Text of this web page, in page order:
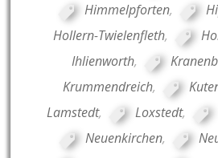
Himmelpforten,
Hollern-Twielenfleth,
Ihlienworth,
Krummendreich,
Lamstedt, Loxstedt,
Neuenkirchen,